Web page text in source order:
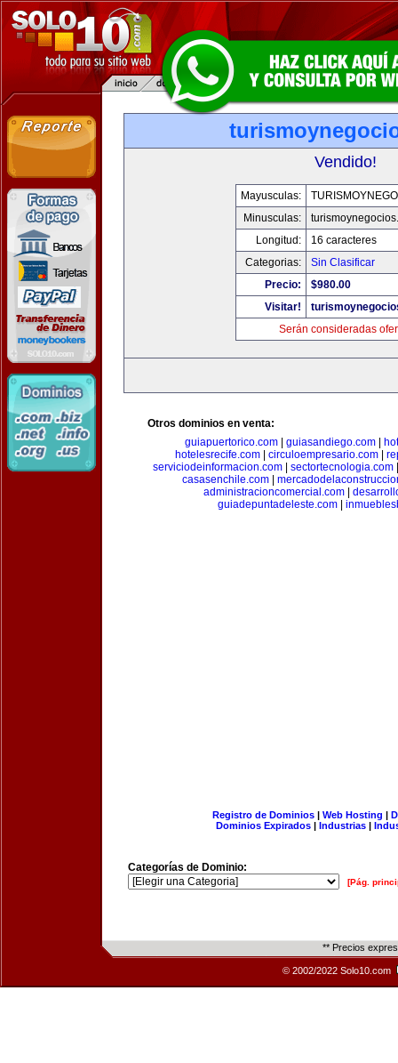
Vendido!
Mayusculas:
Minusculas:
Longitud:
16 caracteres
Categorias:
Sin Clasificar
Precio:
$980.00
Visitar!
Serán consideradas
Otros dominios en venta:
guiapuertorico.com| guiasandiego.com|
hotelesrecife.com| circuloempresario.com|
serviciodeinformacion.com
sectortecnologia.com
casasenchile.com|
administracioncomercial.com|
guiadepuntadeleste.com
Registro de Dominios| Web Hosting |
Dominios Expirados | Industrias |
Categorías de Dominio:
[Pág.
** Precios
© 2002/2022 Solo10.com